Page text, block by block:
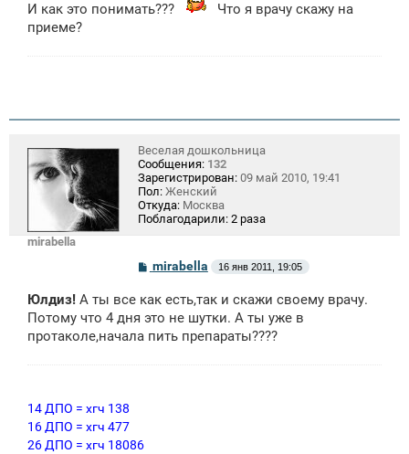
И как это понимать???
Что я врачу скажу на
приеме?
mirabella
Веселая дошкольница
Сообщения: 132
Зарегистрирован: 09 май 2010, 19:41
Пол: Женский
Откуда: Москва
Поблагодарили: 2 раза
С
б
щ
н
mirabella 16 янв 2011, 19:05
Юлдиз! А ты все как есть,так и скажи своему врачу.
Потому что 4 дня это не шутки. А ты уже в
протаколе,начала пить препараты????
14 ДПО = хгч 138
16 ДПО = хгч 477
26 ДПО = хгч 18086